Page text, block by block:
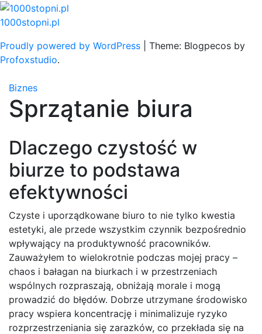
Skip
to
1000stopni.pl
Proudly powered by WordPress
Theme: Blogpecos by
Profoxstudio.
Biznes
Sprzątanie biura
Dlaczego czystość w
biurze to podstawa
efektywności
Czyste i uporządkowane biuro to nie tylko kwestia
estetyki, ale przede wszystkim czynnik bezpośrednio
wpływający na produktywność pracowników.
Zauważyłem to wielokrotnie podczas mojej pracy –
chaos i bałagan na biurkach i w przestrzeniach
wspólnych rozpraszają, obniżają morale i mogą
prowadzić do błędów. Dobrze utrzymane środowisko
pracy wspiera koncentrację i minimalizuje ryzyko
rozprzestrzeniania się zarazków, co przekłada się na